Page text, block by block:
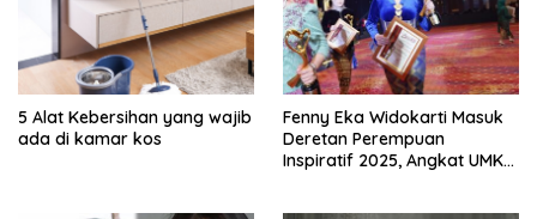
5 Alat Kebersihan yang wajib
ada di kamar kos
Fenny Eka Widokarti Masuk
Deretan Perempuan
Inspiratif 2025, Angkat UMKM